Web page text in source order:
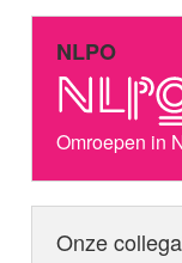
NLPO
Omroepen in
Onze